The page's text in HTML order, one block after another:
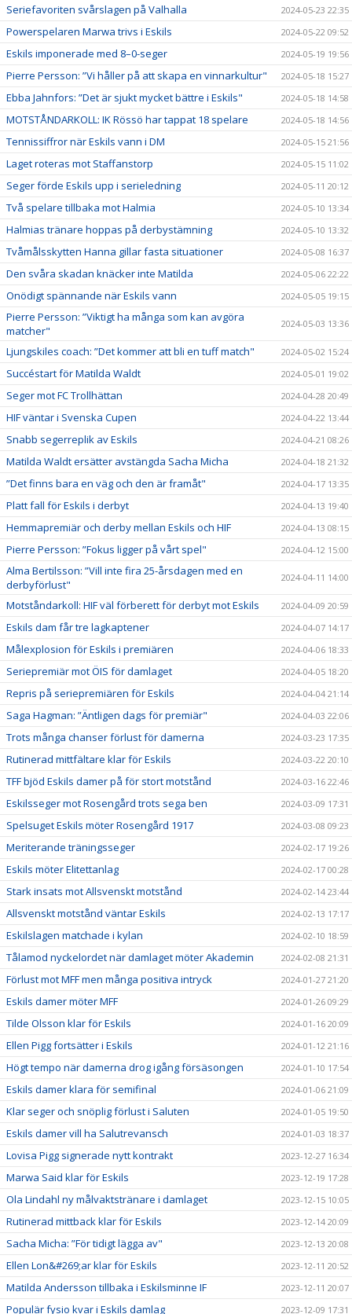
Seriefavoriten svårslagen på Valhalla 2024-05-23 22:35
Powerspelaren Marwa trivs i Eskils 2024-05-22 09:52
Eskils imponerade med 8–0-seger 2024-05-19 19:56
Pierre Persson: ”Vi håller på att skapa en vinnarkultur" 2024-05-18 15:27
Ebba Jahnfors: ”Det är sjukt mycket bättre i Eskils" 2024-05-18 14:58
MOTSTÅNDARKOLL: IK Rössö har tappat 18 spelare 2024-05-18 14:56
Tennissiffror när Eskils vann i DM 2024-05-15 21:56
Laget roteras mot Staffanstorp 2024-05-15 11:02
Seger förde Eskils upp i serieledning 2024-05-11 20:12
Två spelare tillbaka mot Halmia 2024-05-10 13:34
Halmias tränare hoppas på derbystämning 2024-05-10 13:32
Tvåmålsskytten Hanna gillar fasta situationer 2024-05-08 16:37
Den svåra skadan knäcker inte Matilda 2024-05-06 22:22
Onödigt spännande när Eskils vann 2024-05-05 19:15
Pierre Persson: ”Viktigt ha många som kan avgöra
matcher"
2024-05-03 13:36
Ljungskiles coach: ”Det kommer att bli en tuff match" 2024-05-02 15:24
Succéstart för Matilda Waldt 2024-05-01 19:02
Seger mot FC Trollhättan 2024-04-28 20:49
HIF väntar i Svenska Cupen 2024-04-22 13:44
Snabb segerreplik av Eskils 2024-04-21 08:26
Matilda Waldt ersätter avstängda Sacha Micha 2024-04-18 21:32
”Det finns bara en väg och den är framåt" 2024-04-17 13:35
Platt fall för Eskils i derbyt 2024-04-13 19:40
Hemmapremiär och derby mellan Eskils och HIF 2024-04-13 08:15
Pierre Persson: ”Fokus ligger på vårt spel" 2024-04-12 15:00
Alma Bertilsson: ”Vill inte fira 25-årsdagen med en
derbyförlust"
2024-04-11 14:00
Motståndarkoll: HIF väl förberett för derbyt mot Eskils 2024-04-09 20:59
Eskils dam får tre lagkaptener 2024-04-07 14:17
Målexplosion för Eskils i premiären 2024-04-06 18:33
Seriepremiär mot ÖIS för damlaget 2024-04-05 18:20
Repris på seriepremiären för Eskils 2024-04-04 21:14
Saga Hagman: ”Äntligen dags för premiär" 2024-04-03 22:06
Trots många chanser förlust för damerna 2024-03-23 17:35
Rutinerad mittfältare klar för Eskils 2024-03-22 20:10
TFF bjöd Eskils damer på för stort motstånd 2024-03-16 22:46
Eskilsseger mot Rosengård trots sega ben 2024-03-09 17:31
Spelsuget Eskils möter Rosengård 1917 2024-03-08 09:23
Meriterande träningsseger 2024-02-17 19:26
Eskils möter Elitettanlag 2024-02-17 00:28
Stark insats mot Allsvenskt motstånd 2024-02-14 23:44
Allsvenskt motstånd väntar Eskils 2024-02-13 17:17
Eskilslagen matchade i kylan 2024-02-10 18:59
Tålamod nyckelordet när damlaget möter Akademin 2024-02-08 21:31
Förlust mot MFF men många positiva intryck 2024-01-27 21:20
Eskils damer möter MFF 2024-01-26 09:29
Tilde Olsson klar för Eskils 2024-01-16 20:09
Ellen Pigg fortsätter i Eskils 2024-01-12 21:16
Högt tempo när damerna drog igång försäsongen 2024-01-10 17:54
Eskils damer klara för semifinal 2024-01-06 21:09
Klar seger och snöplig förlust i Saluten 2024-01-05 19:50
Eskils damer vill ha Salutrevansch 2024-01-03 18:37
Lovisa Pigg signerade nytt kontrakt 2023-12-27 16:34
Marwa Said klar för Eskils 2023-12-19 17:28
Ola Lindahl ny målvaktstränare i damlaget 2023-12-15 10:05
Rutinerad mittback klar för Eskils 2023-12-14 20:09
Sacha Micha: ”För tidigt lägga av" 2023-12-13 20:08
Ellen Lon&#269;ar klar för Eskils 2023-12-11 20:52
Matilda Andersson tillbaka i Eskilsminne IF 2023-12-11 20:07
Populär fysio kvar i Eskils damlag 2023-12-09 17:31